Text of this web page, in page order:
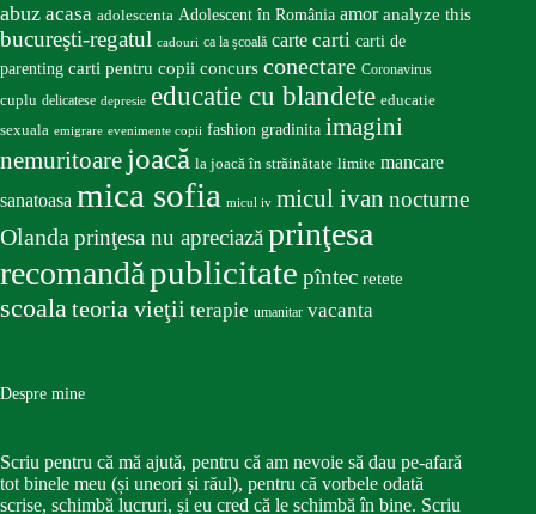
abuz acasa adolescenta Adolescent în România amor analyze this
bucureşti-regatul cadouri ca la școală carte carti carti de
parenting carti pentru copii concurs conectare Coronavirus
cuplu delicatese depresie educatie cu blandete educatie
sexuala emigrare evenimente copii fashion gradinita imagini
nemuritoare joacă la joacă în străinătate limite mancare
sanatoasa mica sofia micul iv micul ivan nocturne
Olandaprinţesa nu apreciazăprinţesa
recomandăpublicitate pîntec retete
scoalateoria vieţii terapie umanitar vacanta
Despre mine
Scriu pentru că mă ajută, pentru că am nevoie să dau pe-afară
tot binele meu (și uneori și răul), pentru că vorbele odată
scrise, schimbă lucruri, și eu cred că le schimbă în bine. Scriu